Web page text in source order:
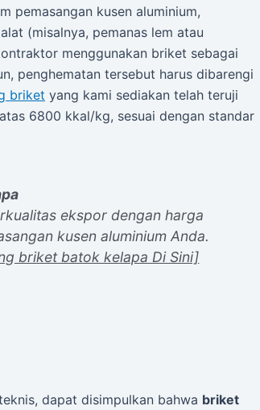
pemasangan kusen aluminium,
(misalnya, pemanas lem atau
menggunakan briket sebagai
penghematan tersebut harus dibarengi
briket yang kami sediakan telah teruji
6800 kkal/kg, sesuai dengan standar
ekspor dengan harga
kusen aluminium Anda.
briket batok kelapa Di Sini]
dapat disimpulkan bahwa briket